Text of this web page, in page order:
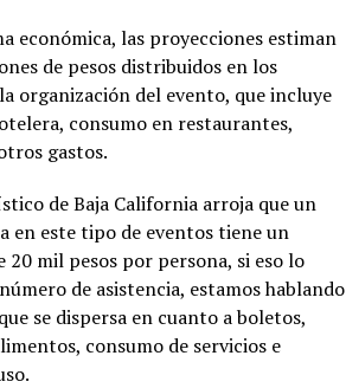
económica, las proyecciones estiman
de pesos distribuidos en los
organización del evento, que incluye
consumo en restaurantes,
gastos.
de Baja California arroja que un
en este tipo de eventos tiene un
20 mil pesos por persona, si eso lo
de asistencia, estamos hablando
se dispersa en cuanto a boletos,
consumo de servicios e